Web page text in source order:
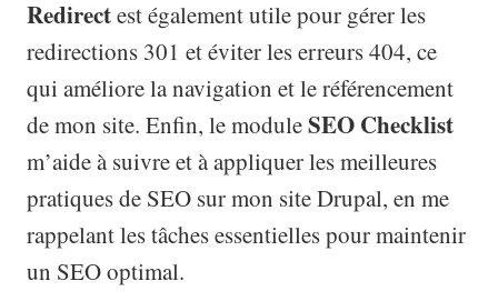
Redirectest également utile pour gérer les
redirections 301 et éviter les erreurs 404, ce
qui améliore la navigation et le référencement
de mon site. Enfin, le moduleSEO Checklist
m’aide à suivre et à appliquer les meilleures
pratiques de SEO sur mon site Drupal, en me
rappelant les tâches essentielles pour maintenir
un SEO optimal.